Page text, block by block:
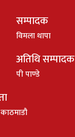
सम्पादक
विमला थापा
अतिथि सम्पादक
पी पाण्डे